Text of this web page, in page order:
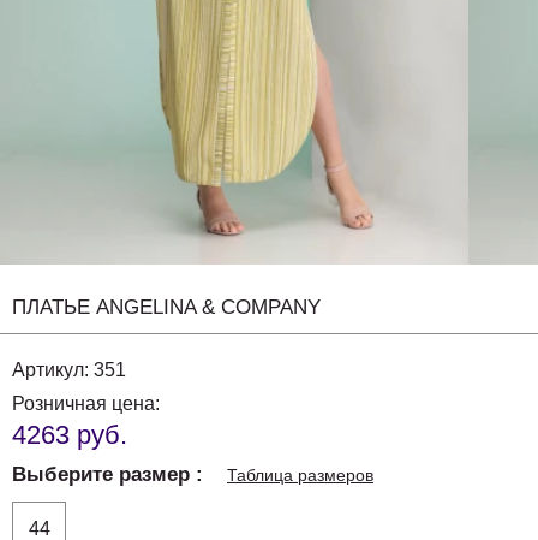
ПЛАТЬЕ ANGELINA & COMPANY
Артикул: 351
Розничная цена:
4263 руб.
Выберите размер Таблица размеров
44